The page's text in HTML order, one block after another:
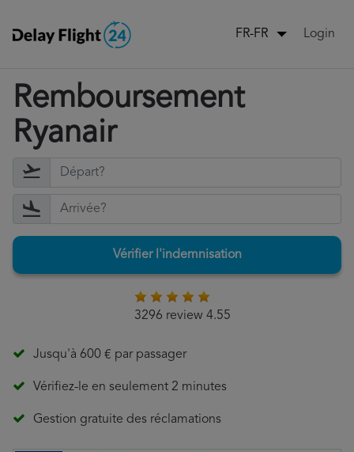
FR-FR Login
Remboursement
Ryanair
Vérifier l'indemnisation
3296 review 4.55
Jusqu'à 600 € par passager
Vérifiez-le en seulement 2 minutes
Gestion gratuite des réclamations